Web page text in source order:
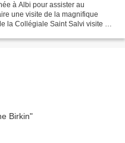
à Albi pour assister au
une visite de la magnifique
la Collégiale Saint Salvi visite du